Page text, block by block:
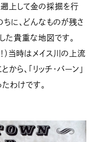
上して金の採掘を行
に、どんなものが残さ
た貴重な地図です。
）当時はメイス川の上流
ら、「リッチ・バーン」
わけです。